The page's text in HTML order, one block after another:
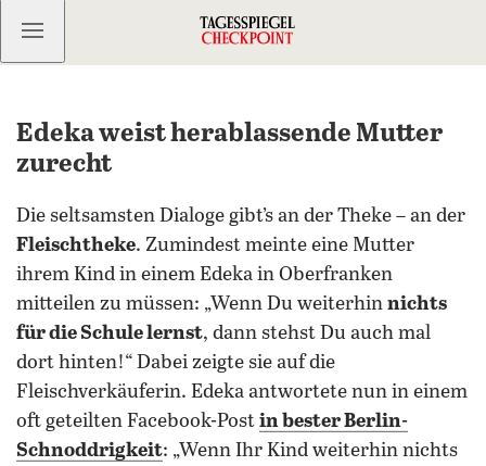
Kostenlos anmelden
Edeka weist herablassende Mutter
zurecht
Die seltsamsten Dialoge gibt’s an der Theke – an der
Fleischtheke. Zumindest meinte eine Mutter
ihrem Kind in einem Edeka in Oberfranken
mitteilen zu müssen: „Wenn Du weiterhin nichts
für die Schule lernst, dann stehst Du auch mal
dort hinten!“ Dabei zeigte sie auf die
Fleischverkäuferin. Edeka antwortete nun in einem
oft geteilten Facebook-Post in bester Berlin-
Schnoddrigkeit: „Wenn Ihr Kind weiterhin nichts